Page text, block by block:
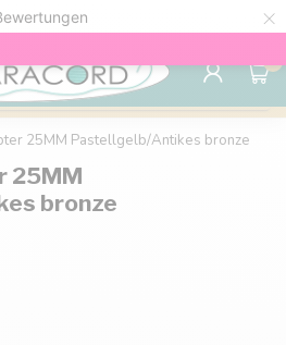
×
Hause ab 150 €
0
25MM Pastellgelb/Antikes bronze
25MM
bronze